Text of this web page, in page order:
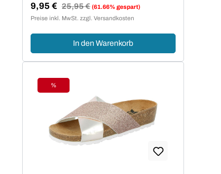
Verkaufspreis:
9,95 € Regulärer Preis:
25,95 € (61.66% gespart)
Preise inkl. MwSt. zzgl. Versandkosten
In den Warenkorb
Rabatt
%